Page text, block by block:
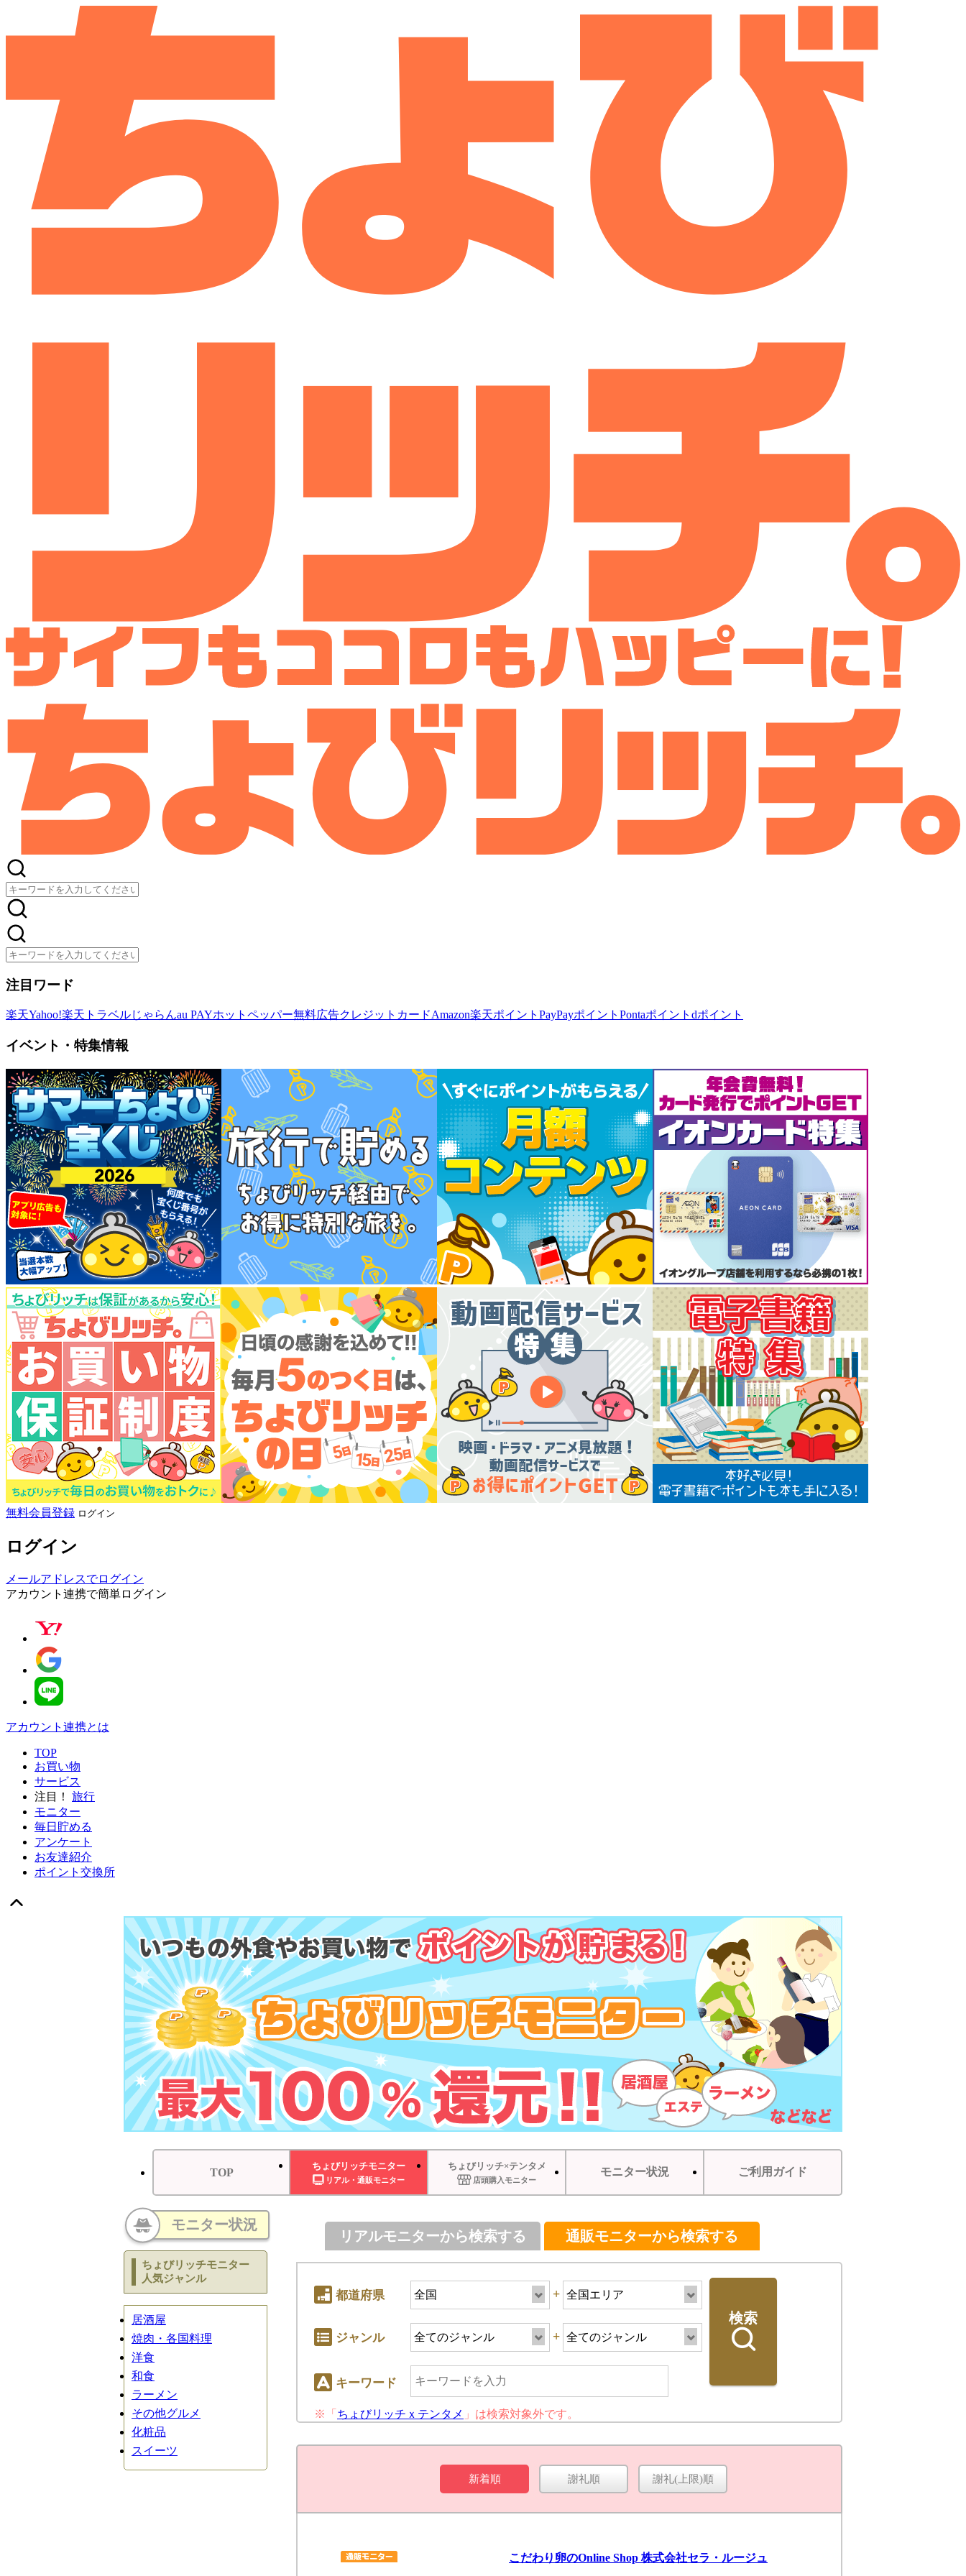
注目ワード
楽天Yahoo!楽天トラベルじゃらんau PAYホットペッパー無料広告クレジットカードAmazon楽天ポイント PayPayポイント Pontaポイント dポイント
イベント・特集情報
無料会員登録 ログイン
ログイン
メールアドレスでログイン
アカウント連携で簡単ログイン
アカウント連携とは
TOP
お買い物
サービス
注目！
旅行
モニター
毎日貯める
アンケート
お友達紹介
ポイント交換所
TOP
ちょびリッチモニター
リアル・通販モニター
ちょびリッチ×テンタメ
店頭購入モニター
モニター状況 ご利用ガイド
モニター状況
ちょびリッチモニター
人気ジャンル
居酒屋
焼肉・各国料理
洋食
和食
ラーメン
その他グルメ
化粧品
スイーツ
リアルモニターから検索する 通販モニターから検索する
都道府県 +
ジャンル +
キーワード
検索
※「 ちょびリッチｘテンタメ 」は検索対象外です。
+
新着順 謝礼順 謝礼(上限)順
こだわり卵のOnline Shop 株式会社セラ・ルージュ